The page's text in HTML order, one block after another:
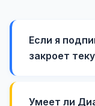
Если я
закроет
Умеет ли